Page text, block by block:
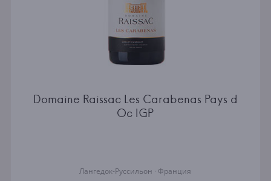
Domaine Raissac Les Carabenas Pays d
Oc IGP
Лангедок-Руссильон · Франция